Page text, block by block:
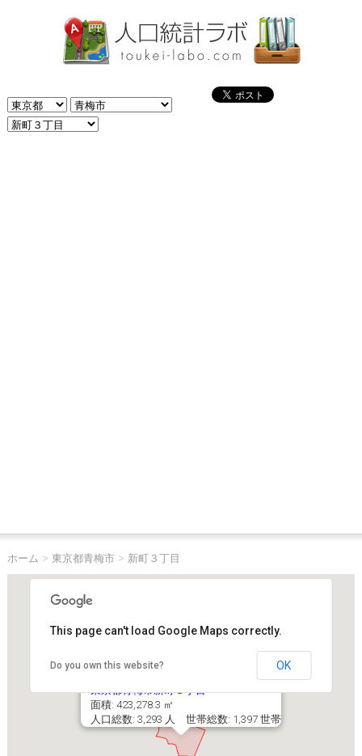
ホーム > 東京都青梅市> 新町３丁目
東京都青梅市新町３丁目
面積: 423,278.3 ㎡
人口総数: 3,293 人 世帯総数: 1,397 世帯
This page can't load Google Maps correctly.
Do you own this website? OK